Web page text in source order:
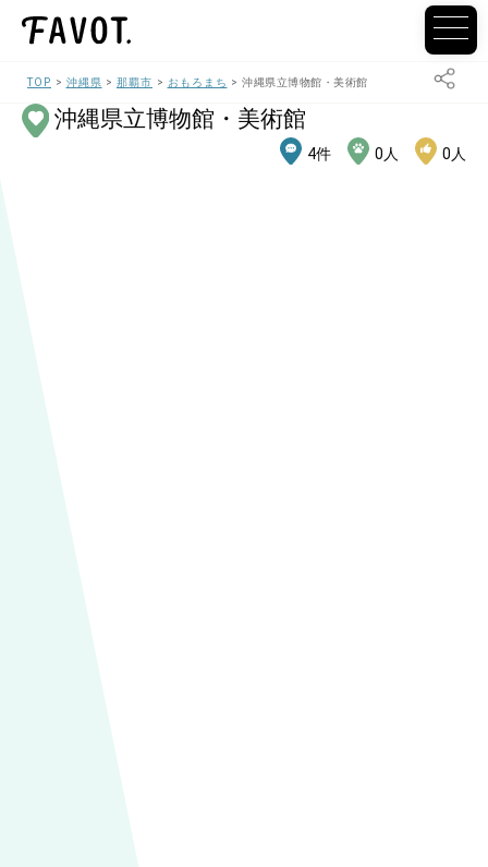
TOP 沖縄県 那覇市 おもろまち 沖縄県立博物館・美術館
沖縄県立博物館・美術館
4件 0 人 0 人